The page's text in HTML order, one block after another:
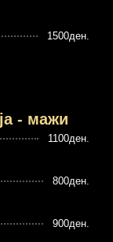
1500ден.
- мажи
1100ден.
800ден.
900ден.